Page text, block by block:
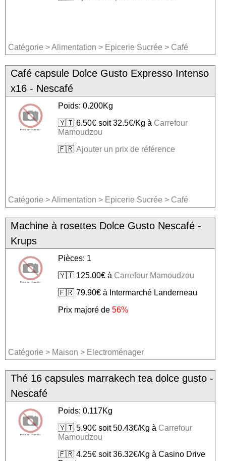
Catégorie >Alimentation > Epicerie Sucrée > Café
Café capsule Dolce Gusto Expresso Intenso
x16 - Nescafé
Poids: 0.200Kg
🇾🇹 6.50€ soit 32.5€/Kg à Carrefour
Mamoudzou
🇫🇷 Ajouter un prix de référence
Catégorie >Alimentation > Epicerie Sucrée > Café
Machine à rosettes Dolce Gusto Nescafé -
Krups
Pièces: 1
🇾🇹 125.00€ à Carrefour Mamoudzou
🇫🇷 79.90€ à Intermarché Landerneau
Prix majoré de 56%
Catégorie > Maison > Electroménager
Thé 16 capsules marrakech tea dolce gusto -
Nescafé
Poids: 0.117Kg
🇾🇹 5.90€ soit 50.43€/Kg à Carrefour
Mamoudzou
🇫🇷 4.25€ soit 36.32€/Kg à Casino Drive